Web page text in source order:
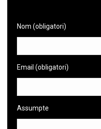
Nom (obligatori)
Email (obligatori)
Assumpte